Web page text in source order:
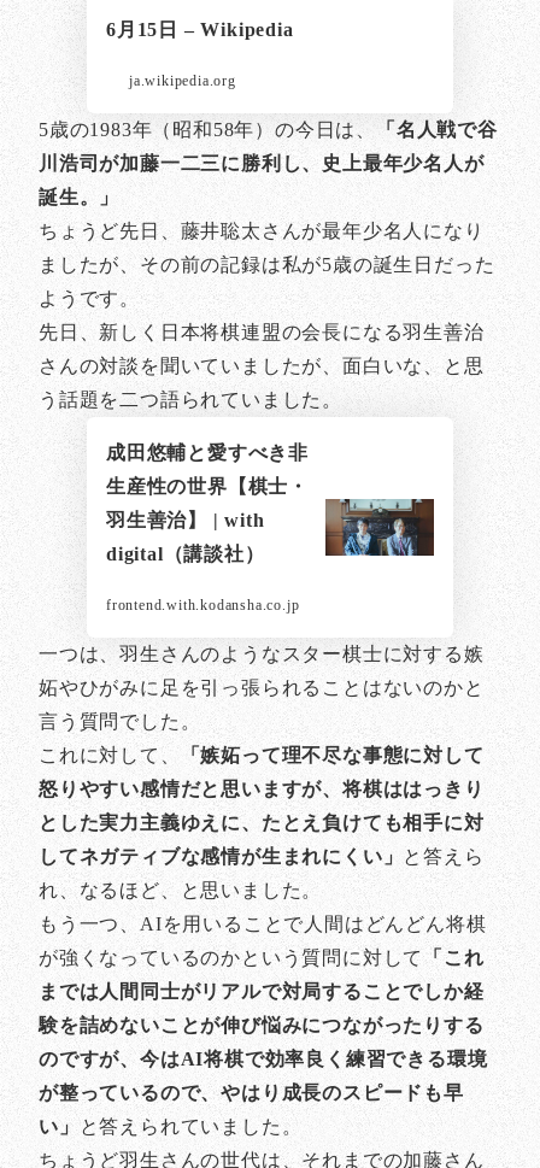
6月15日 – Wikipedia
ja.wikipedia.org
5歳の1983年（昭和58年）の今日は、
「名人戦で谷
川浩司が加藤一二三に勝利し、史上最年少名人が
誕生。」
ちょうど先日、藤井聡太さんが最年少名人になり
ましたが、その前の記録は私が5歳の誕生日だった
ようです。
先日、新しく日本将棋連盟の会長になる羽生善治
さんの対談を聞いていましたが、面白いな、と思
う話題を二つ語られていました。
成田悠輔と愛すべき非
生産性の世界【棋士・
羽生善治】 | with
digital（講談社）
frontend.with.kodansha.co.jp
一つは、羽生さんのようなスター棋士に対する嫉
妬やひがみに足を引っ張られることはないのかと
言う質問でした。
これに対して、 「嫉妬って理不尽な事態に対して
怒りやすい感情だと思いますが、将棋ははっきり
とした実力主義ゆえに、たとえ負けても相手に対
してネガティブな感情が生まれにくい」 と答えら
れ、なるほど、と思いました。
もう一つ、AIを用いることで人間はどんどん将棋
が強くなっているのかという質問に対して「これ
までは人間同士がリアルで対局することでしか経
験を詰めないことが伸び悩みにつながったりする
のですが、今はAI将棋で効率良く練習できる環境
が整っているので、やはり成長のスピードも早
い」 と答えられていました。
ちょうど羽生さんの世代は、それまでの加藤さん